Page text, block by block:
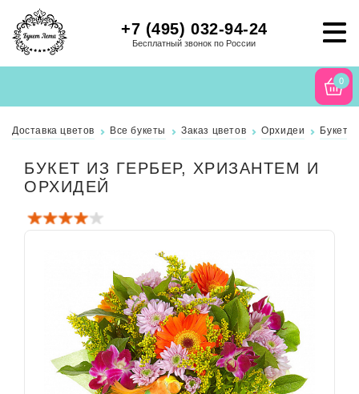
+7 (495) 032-94-24
Бесплатный звонок по России
0
Доставка цветов Все букеты Заказ цветов Орхидеи Букет
БУКЕТ ИЗ ГЕРБЕР, ХРИЗАНТЕМ И
ОРХИДЕЙ